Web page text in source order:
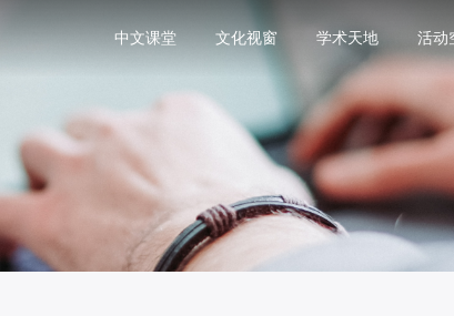
中文课堂 文化视窗 学术天地 活动